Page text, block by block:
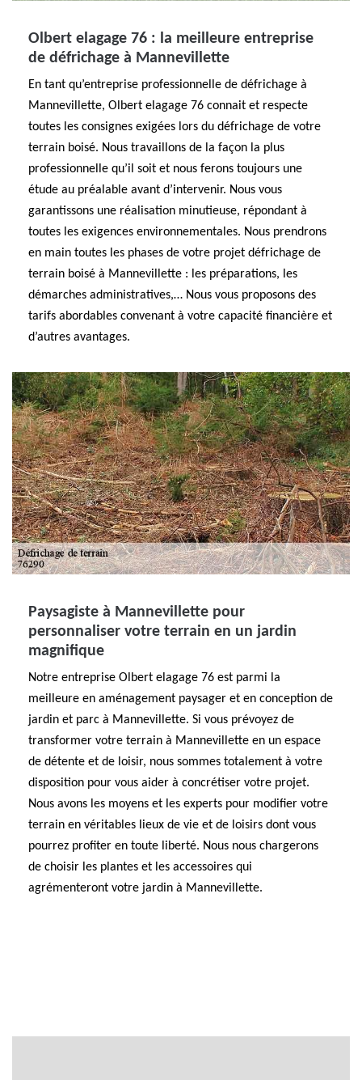
Olbert elagage 76 : la meilleure entreprise
de défrichage à Mannevillette
En tant qu’entreprise professionnelle de défrichage à
Mannevillette, Olbert elagage 76 connait et respecte
toutes les consignes exigées lors du défrichage de votre
terrain boisé. Nous travaillons de la façon la plus
professionnelle qu’il soit et nous ferons toujours une
étude au préalable avant d’intervenir. Nous vous
garantissons une réalisation minutieuse, répondant à
toutes les exigences environnementales. Nous prendrons
en main toutes les phases de votre projet défrichage de
terrain boisé à Mannevillette : les préparations, les
démarches administratives,… Nous vous proposons des
tarifs abordables convenant à votre capacité financière et
d’autres avantages.
Paysagiste à Mannevillette pour
personnaliser votre terrain en un jardin
magnifique
Notre entreprise Olbert elagage 76 est parmi la
meilleure en aménagement paysager et en conception de
jardin et parc à Mannevillette. Si vous prévoyez de
transformer votre terrain à Mannevillette en un espace
de détente et de loisir, nous sommes totalement à votre
disposition pour vous aider à concrétiser votre projet.
Nous avons les moyens et les experts pour modifier votre
terrain en véritables lieux de vie et de loisirs dont vous
pourrez profiter en toute liberté. Nous nous chargerons
de choisir les plantes et les accessoires qui
agrémenteront votre jardin à Mannevillette.